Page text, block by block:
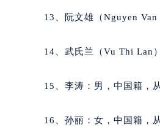
辽宁省抚
辽宁省葫
辽宁省辽
辽宁省铁
13、阮文雄（Nguyen
14、武氏兰（Vu Thi Lan
15、李涛：男，中国籍，
16、孙丽：女，中国籍，